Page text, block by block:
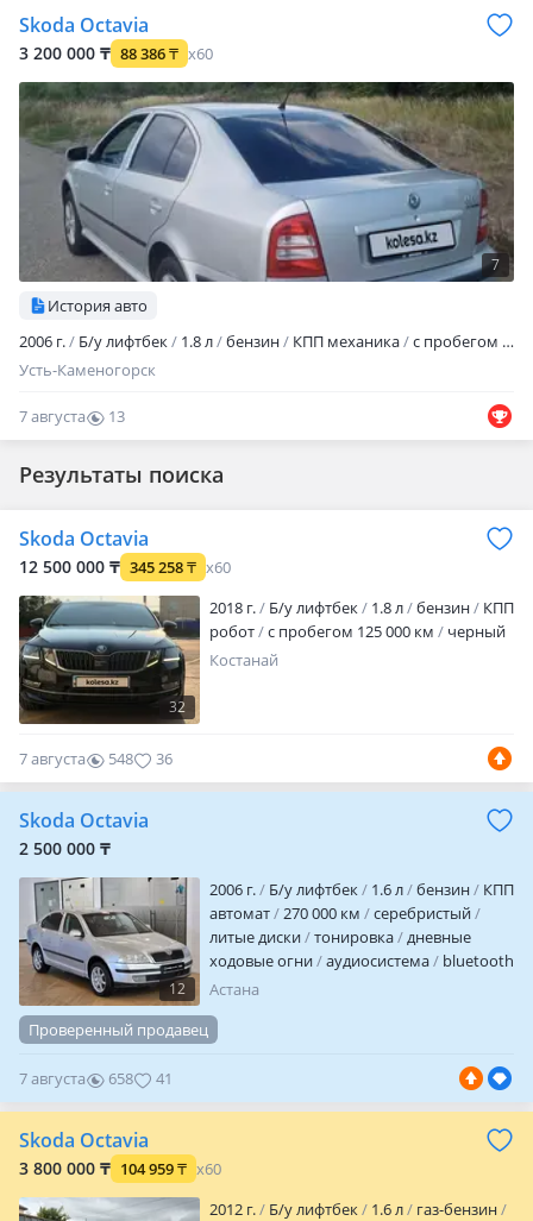
Skoda Octavia
3 200 000 ₸ 88 386₸ x60
7
История авто
2006 г.
Б/у лифтбек 1.8 л бензин КПП механика
с пробегом 262 000 км
Усть-Каменогорск
7 августа
13
0
Результаты поиска
Skoda Octavia
12 500 000 ₸ 345 258₸ x60
32
2018 г. Б/у лифтбек 1.8 л бензин
КПП
робот
с пробегом 125 000 км
черный
Костанай
7 августа 548 36
Skoda Octavia
2 500 000 ₸
12
2006 г. Б/у лифтбек 1.6 л бензин
КПП
автомат
270 000 км
серебристый
литые диски
тонировка
дневные
ходовые огни
аудиосистема
bluetooth
MP3
Астана
Проверенный продавец
7 августа 658 41
Skoda Octavia
3 800 000 ₸ 104 959₸ x60
2012 г. Б/у лифтбек 1.6 л
газ-бензин